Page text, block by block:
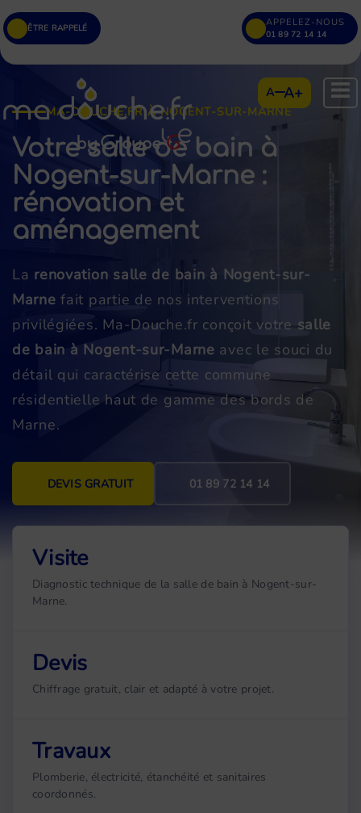
ÊTRE RAPPELÉ APPELEZ-NOUS
01 89 72 14 14
A A+
MA-DOUCHE.FR À NOGENT-SUR-MARNE
Votre salle de bain à
Nogent-sur-Marne :
rénovation et
aménagement
La renovation salle de bain à Nogent-sur-
Marne fait partie de nos interventions
privilégiées. Ma-Douche.fr conçoit votre salle
de bain à Nogent-sur-Marne avec le souci du
détail qui caractérise cette commune
résidentielle haut de gamme des bords de
Marne.
DEVIS GRATUIT 01 89 72 14 14
Visite
Diagnostic technique de la salle de bain à Nogent-sur-
Marne.
Devis
Chiffrage gratuit, clair et adapté à votre projet.
Travaux
Plomberie, électricité, étanchéité et sanitaires
coordonnés.